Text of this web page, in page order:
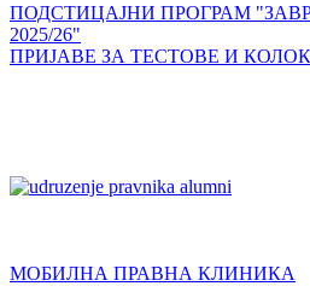
ПОДСТИЦАЈНИ ПРОГРАМ
2025/26"
ПРИЈАВЕ ЗА ТЕСТОВЕ И
МОБИЛНА ПРАВНА КЛИНИКА